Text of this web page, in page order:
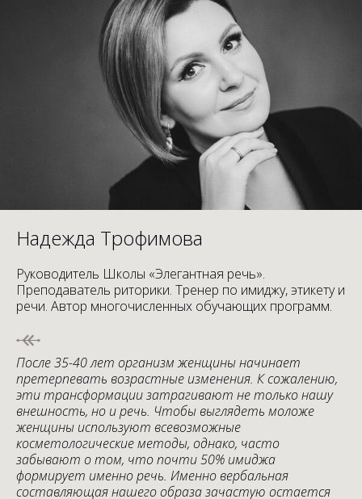
Надежда Трофимова
Руководитель Школы «Элегантная речь».
Преподаватель риторики. Тренер по имиджу, этикету и
речи. Автор многочисленных обучающих программ.
После 35-40 лет организм женщины начинает
претерпевать возрастные изменения. К сожалению,
эти трансформации затрагивают не только нашу
внешность, но и речь. Чтобы выглядеть моложе
женщины используют всевозможные
косметологические методы, однако, часто
забывают о том, что почти 50% имиджа
формирует именно речь. Именно вербальная
составляющая нашего образа зачастую остается